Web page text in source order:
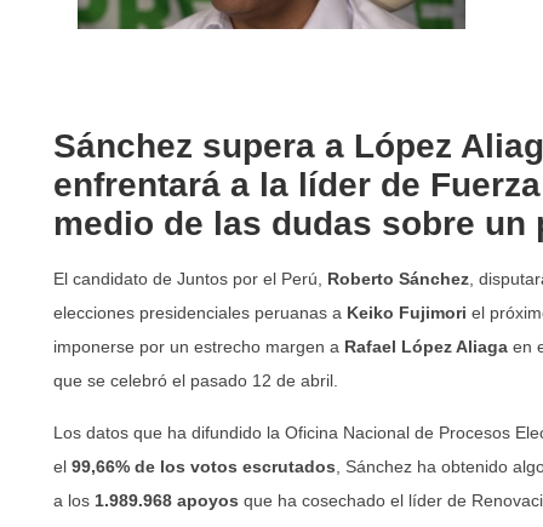
Sánchez supera a López
enfrentará a la líder de
medio de las dudas sobre un
El candidato de Juntos por el Perú, Roberto Sánchez,
elecciones presidenciales peruanas a Keiko Fujimori el
imponerse por un estrecho margen a Rafael López Aliagaen
que se celebró el pasado 12 de abril.
Los datos que ha difundido la Oficina Nacional de Procesos
el 99,66% de los votos escrutados, Sánchez ha obtenido
a los 1.989.968 apoyos que ha cosechado el líder de